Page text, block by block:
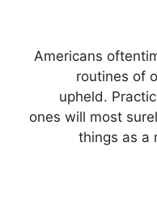
Americans
routines of
upheld.
ones will most
things as a